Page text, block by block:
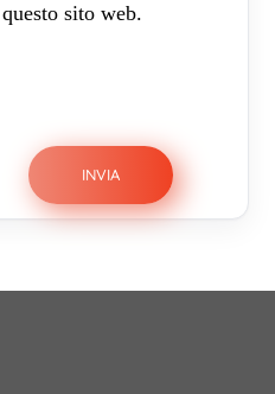
sito web.